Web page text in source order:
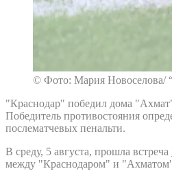
© Фото: Мария Новоселова/
"Краснодар" победил дома
Победитель противостояния
послематчевых пенальти.
В среду, 5 августа, прошла встреча
между "Краснодаром" и